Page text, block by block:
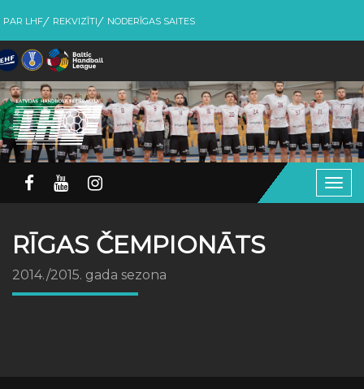
PAR LHF REKVIZĪTI NODERĪGAS SAITES
RĪGAS ČEMPIONĀTS
2014./2015. gada sezona